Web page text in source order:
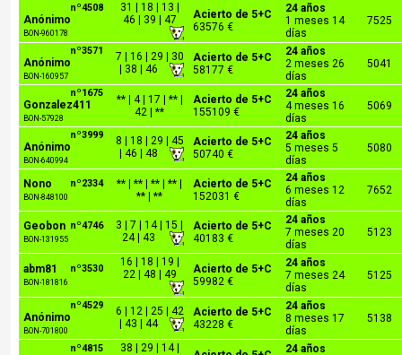
nº4508
Anónimo
BON-960178
31 | 18 | 13 |
46 | 39 | 47
Acierto de 5+C
63576 €
24 años
1 meses 14
días
7525
nº3571
Anónimo
BON-160957
7 | 16 | 29 | 30
| 38 | 46
Acierto de 5+C
58177 €
24 años
2 meses 26
días
5041
nº1675
Gonzalez411
BON-57928
** | 4 | 17 | ** |
42 | **
Acierto de 5+C
155109 €
24 años
4 meses 16
días
5069
nº3999
Anónimo
BON-640994
8 | 18 | 29 | 45
| 46 | 48
Acierto de 5+C
50740 €
24 años
5 meses 5
días
5080
nº2334
Nono
BON-848100
** | ** | ** | ** |
** | **
Acierto de 5+C
152031 €
24 años
6 meses 12
días
7652
nº4746
Geobon
BON-131955
3 | 7 | 14 | 15 |
24 | 43
Acierto de 5+C
40183 €
24 años
7 meses 20
días
5123
nº3530
abm81
BON-181816
16 | 18 | 19 |
22 | 48 | 49
Acierto de 5+C
59982 €
24 años
7 meses 24
días
5125
nº4529
Anónimo
BON-701800
6 | 12 | 25 | 42
| 43 | 44
Acierto de 5+C
43228 €
24 años
8 meses 17
días
5138
nº4815
38 | 29 | 14 |
24 años